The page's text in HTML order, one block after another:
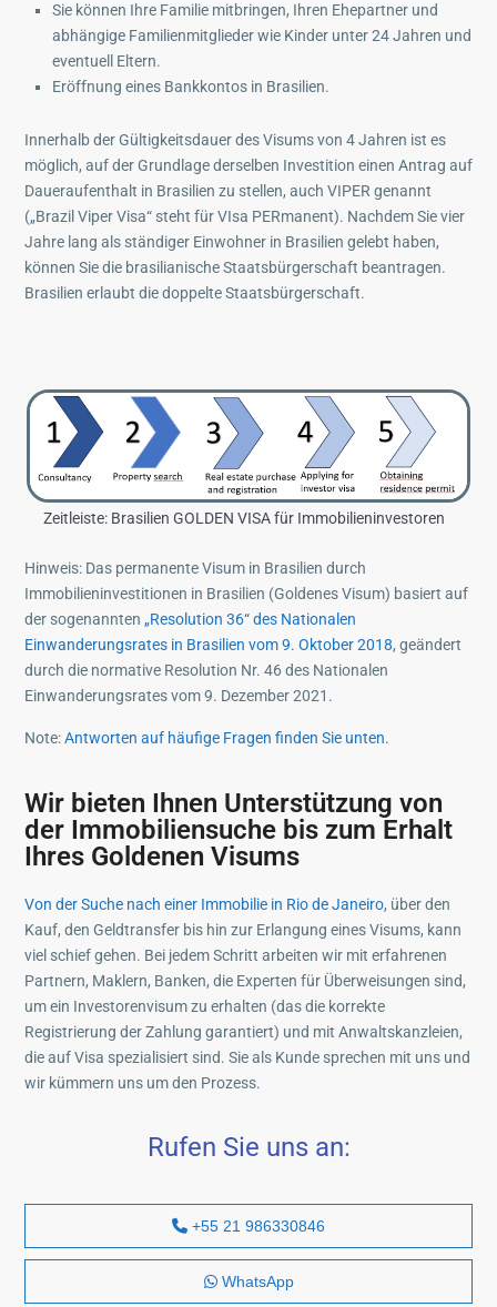
Sie können Ihre Familie mitbringen, Ihren Ehepartner und
abhängige Familienmitglieder wie Kinder unter 24 Jahren und
eventuell Eltern.
Eröffnung eines Bankkontos in Brasilien.
Innerhalb der Gültigkeitsdauer des Visums von 4 Jahren ist es
möglich, auf der Grundlage derselben Investition einen Antrag auf
Daueraufenthalt in Brasilien zu stellen, auch VIPER genannt
(„Brazil Viper Visa“ steht für VIsa PERmanent). Nachdem Sie vier
Jahre lang als ständiger Einwohner in Brasilien gelebt haben,
können Sie die brasilianische Staatsbürgerschaft beantragen.
Brasilien erlaubt die doppelte Staatsbürgerschaft.
Zeitleiste: Brasilien GOLDEN VISA für Immobilieninvestoren
Hinweis: Das permanente Visum in Brasilien durch
Immobilieninvestitionen in Brasilien (Goldenes Visum) basiert auf
der sogenannten „Resolution 36“ des Nationalen
Einwanderungsrates in Brasilien vom 9. Oktober 2018, geändert
durch die normative Resolution Nr. 46 des Nationalen
Einwanderungsrates vom 9. Dezember 2021.
Note:Antworten auf häufige Fragen finden Sie unten.
Wir bieten Ihnen Unterstützung von
der Immobiliensuche bis zum Erhalt
Ihres Goldenen Visums
Von der Suche nach einer Immobilie in Rio de Janeiro, über den
Kauf, den Geldtransfer bis hin zur Erlangung eines Visums, kann
viel schief gehen. Bei jedem Schritt arbeiten wir mit erfahrenen
Partnern, Maklern, Banken, die Experten für Überweisungen sind,
um ein Investorenvisum zu erhalten (das die korrekte
Registrierung der Zahlung garantiert) und mit Anwaltskanzleien,
die auf Visa spezialisiert sind. Sie als Kunde sprechen mit uns und
wir kümmern uns um den Prozess.
Rufen Sie uns an:
+55 21 986330846
WhatsApp